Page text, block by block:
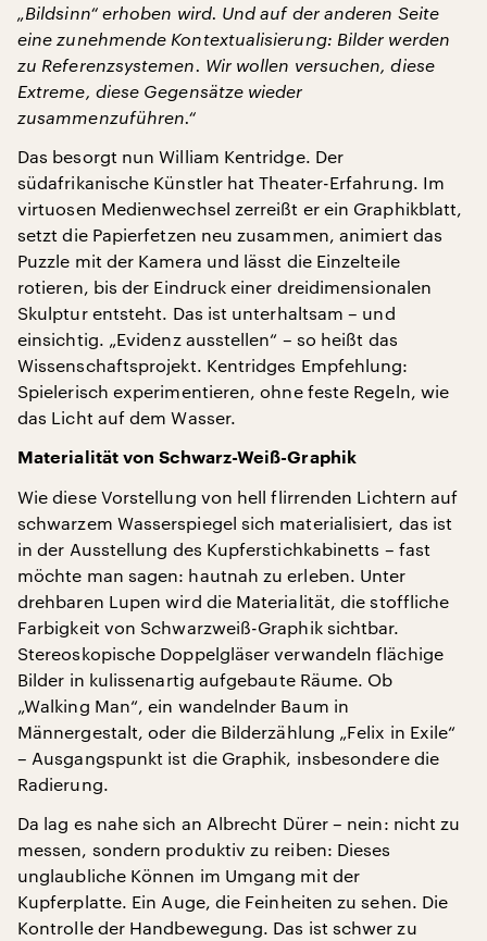
„Bildsinn“ erhoben wird. Und auf der anderen Seite
eine zunehmende Kontextualisierung: Bilder werden
zu Referenzsystemen. Wir wollen versuchen, diese
Extreme, diese Gegensätze wieder
zusammenzuführen.“
Das besorgt nun William Kentridge. Der
südafrikanische Künstler hat Theater-Erfahrung. Im
virtuosen Medienwechsel zerreißt er ein Graphikblatt,
setzt die Papierfetzen neu zusammen, animiert das
Puzzle mit der Kamera und lässt die Einzelteile
rotieren, bis der Eindruck einer dreidimensionalen
Skulptur entsteht. Das ist unterhaltsam – und
einsichtig. „Evidenz ausstellen“ – so heißt das
Wissenschaftsprojekt. Kentridges Empfehlung:
Spielerisch experimentieren, ohne feste Regeln, wie
das Licht auf dem Wasser.
Materialität von Schwarz-Weiß-Graphik
Wie diese Vorstellung von hell flirrenden Lichtern auf
schwarzem Wasserspiegel sich materialisiert, das ist
in der Ausstellung des Kupferstichkabinetts – fast
möchte man sagen: hautnah zu erleben. Unter
drehbaren Lupen wird die Materialität, die stoffliche
Farbigkeit von Schwarzweiß-Graphik sichtbar.
Stereoskopische Doppelgläser verwandeln flächige
Bilder in kulissenartig aufgebaute Räume. Ob
„Walking Man“, ein wandelnder Baum in
Männergestalt, oder die Bilderzählung „Felix in Exile“
– Ausgangspunkt ist die Graphik, insbesondere die
Radierung.
Da lag es nahe sich an Albrecht Dürer – nein: nicht zu
messen, sondern produktiv zu reiben: Dieses
unglaubliche Können im Umgang mit der
Kupferplatte. Ein Auge, die Feinheiten zu sehen. Die
Kontrolle der Handbewegung. Das ist schwer zu